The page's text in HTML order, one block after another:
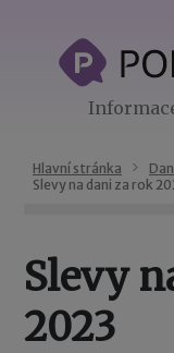
Hlavní stránka
Slevy na dani za rok
Slevy
2023